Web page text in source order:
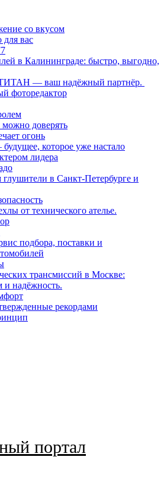
со вкусом
вас
в Калининграде: быстро, выгодно,
— ваш надёжный партнёр.
фоторедактор
доверять
огонь
которое уже настало
лидера
в Санкт-Петербурге и
от технического ателье.
подбора, поставки и
трансмиссий в Москве:
и надёжность.
рекордами
портал